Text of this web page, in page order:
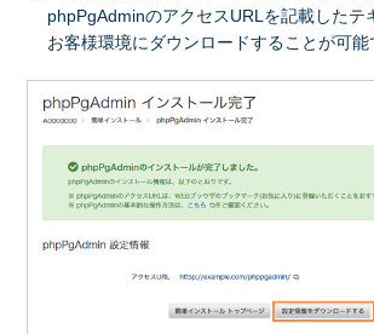
phpPgAdminのアクセスURLを記載したテ
お客様環境にダウンロードすることが可能